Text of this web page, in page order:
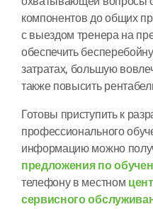
компонентов до общих
с выездом тренера на
обеспечить
затратах, большую
также повысить
Готовы приступить к
профессионального
информацию можно
предложения по
телефону в местном
сервисного